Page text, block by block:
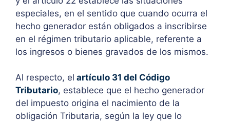
especiales, en el sentido que cuando ocurra el
hecho generador están obligados a inscribirse
en el régimen tributario aplicable, referente a
los ingresos o bienes gravados de los mismos.
Al respecto, el artículo 31 del Código
Tributario, establece que el hecho generador
del impuesto origina el nacimiento de la
obligación Tributaria, según la ley que lo